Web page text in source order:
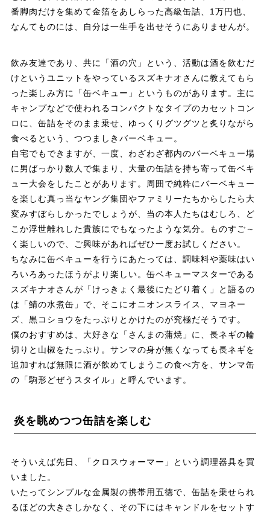
番脚肉だけを集めて金箔をあしらった高級缶詰、1万円也、
なんてものには、自分は一生手を出せそうにありませんが。
飲み友達であり、共に「酒の穴」という、活動は酒を飲むだ
けというユニットをやっているスズキナオさんに教えてもら
った楽しみ方に「缶ベキュー」というものがあります。主に
キャンプなどで使われるコンパクトなタイプのカセットコン
ロに、缶詰をそのまま乗せ、ゆっくりグツグツと炙りながら
食べるという、つつましきバーベキュー。
自宅でもできますが、一度、わざわざ都内のバーベキュー場
に男ばっかり数人で集まり、大量の缶詰を持ち寄って缶ベキ
ュー大会をしたことがあります。周囲で純粋にバーベキュー
を楽しむ真っ当なヤング集団やファミリーたちからしたら大
変みすぼらしかったでしょうが、当の本人たちはむしろ、ど
こか浮世離れした貴族にでもなったような気分。ものすご～
く楽しいので、ご興味があればぜひ一度お試しください。
ちなみに缶ベキューを行うにあたっては、調味料や薬味はい
ろいろあったほうがより楽しい。缶ベキューマスターである
スズキナオさんが「けっきょく最後にたどり着く」と語るの
は「鯖の水煮缶」で、そこにオニオンスライス、マヨネー
ズ、黒コショウをたっぷりとかけたのが究極だそうです。
僕のおすすめは、大好きな「さんまの蒲焼」に、長ネギの輪
切りと山椒をたっぷり。サンマの身が無くなっても長ネギを
追加すれば無限に酒が飲めてしまうこの食べ方を、サンマ缶
の「駒形どぜうスタイル」と呼んでいます。
炎を眺めつつ缶詰を楽しむ
そういえば先日、「クロスウォーマー」という調理器具を買
いました。
いたってシンプルな金属製の携帯用五徳で、缶詰を乗せられ
るほどの大きさしかなく、その下にはキャンドルをセットす